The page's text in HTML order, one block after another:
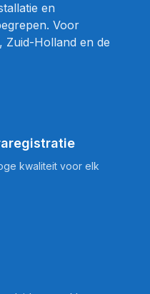
en
Voor
Zuid-Holland en de
kwaliteit voor elk